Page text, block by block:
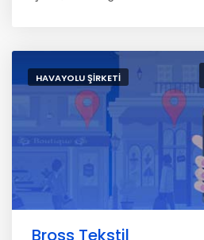
HAVAYOLU ŞIRKETI
Bross Tekstil